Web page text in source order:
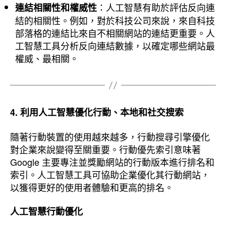
連結相關性和權威性 ：人工智慧有助於評估反向連
結的相關性。例如，對於科技公司來說，來自科技
部落格的連結比來自不相關網站的連結更重要。人
工智慧工具分析反向連結數據，以確定哪些網站最
權威、最相關。
4. 利用人工智慧優化行動、本地和社交搜索
隨著行動裝置的使用越來越多，行動搜尋引擎優化
對企業來說變得至關重要。行動優先索引意味著
Google 主要專注並獎勵網站的行動版本進行排名和
索引。人工智慧工具可協助企業優化其行動網站，
以獲得更好的使用者體驗和更高的排名。
人工智慧行動優化